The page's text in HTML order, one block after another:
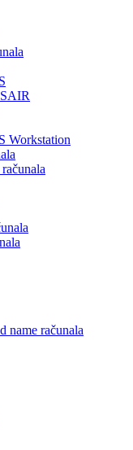
Workstation
name računala